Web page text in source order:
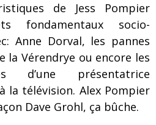
de Jess Pompier
fondamentaux socio-
Anne Dorval, les pannes
la Vérendrye ou encore les
d’une présentatrice
la télévision. Alex Pompier
Dave Grohl, ça bûche.